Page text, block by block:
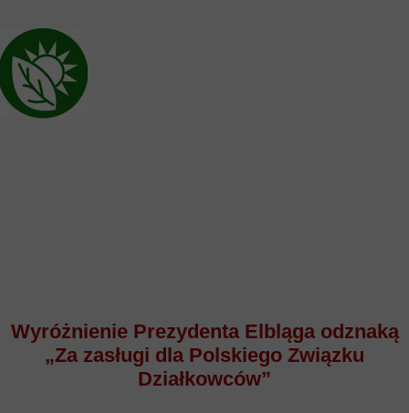
Wyróżnienie Prezydenta Elbląga odznaką
„Za zasługi dla Polskiego Związku
Działkowców”